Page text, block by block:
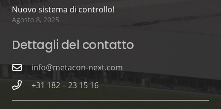
Nuovo sistema di controllo!
Agosto 8, 2025
Dettagli del contatto
info@metacon-next.com
+31 182 – 23 15 16